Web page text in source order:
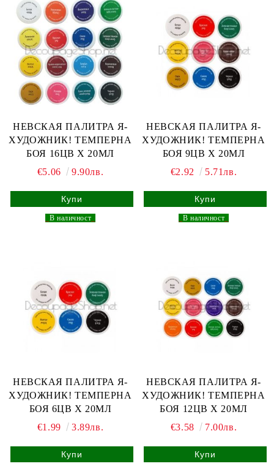
НЕВСКАЯ ПАЛИТРА Я-
ХУДОЖНИК! ТЕМПЕРНА
БОЯ 16ЦВ Х 20МЛ
€5.06
9.90лв.
В наличност
НЕВСКАЯ ПАЛИТРА Я-
ХУДОЖНИК! ТЕМПЕРНА
БОЯ 9ЦВ Х 20МЛ
€2.92
5.71лв.
В наличност
НЕВСКАЯ ПАЛИТРА Я-
ХУДОЖНИК! ТЕМПЕРНА
БОЯ 6ЦВ Х 20МЛ
€1.99
3.89лв.
НЕВСКАЯ ПАЛИТРА Я-
ХУДОЖНИК! ТЕМПЕРНА
БОЯ 12ЦВ Х 20МЛ
€3.58
7.00лв.